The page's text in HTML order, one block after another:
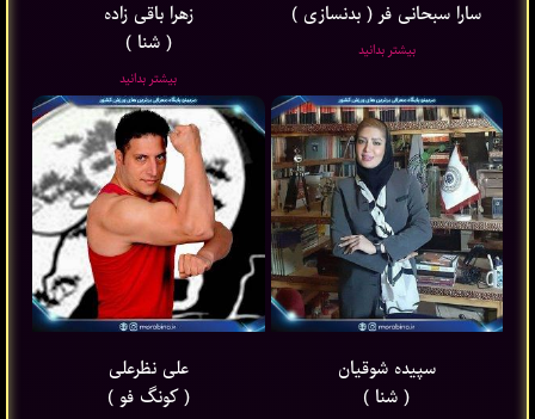
سارا سبحانی فر ( بدنسازی )
بیشتر بدانید
زهرا باقی ‌زاده
( شنا )
بیشتر بدانید
سپیده شوقیان
( شنا )
علی نظرعلی
( کونگ فو )